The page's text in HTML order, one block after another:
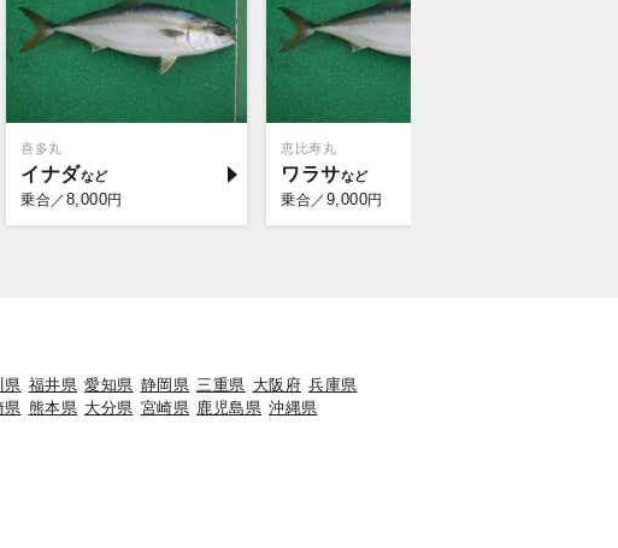
喜多丸
イナダ
乗合／ 8,000円
恵比寿丸
ワラサ
乗合／ 9,000円
県 福井県 愛知県 静岡県 三重県 大阪府 兵庫県
県 熊本県 大分県 宮崎県 鹿児島県 沖縄県